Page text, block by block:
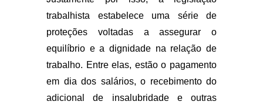
trabalhista estabelece uma série de
proteções voltadas a assegurar o
equilíbrio e a dignidade na relação de
trabalho. Entre elas, estão o pagamento
em dia dos salários, o recebimento do
adicional de insalubridade e outras